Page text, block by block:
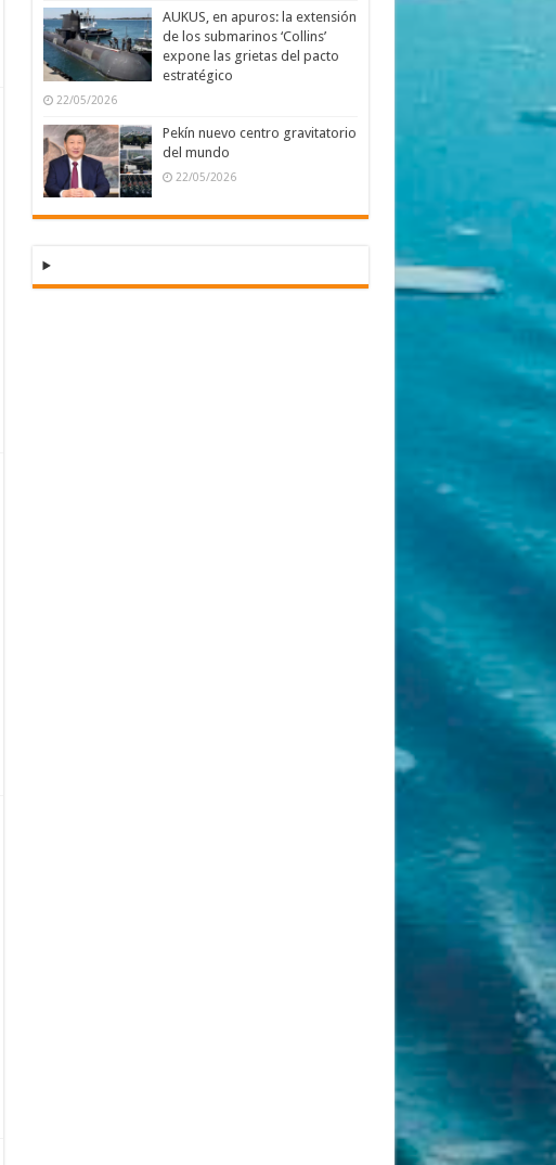
AUKUS, en apuros: la extensión
de los submarinos ‘Collins’
expone las grietas del pacto
estratégico
22/05/2026
Pekín nuevo centro gravitatorio
del mundo
22/05/2026